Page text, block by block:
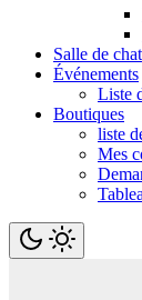
Salle de chat
Événements
Liste
Boutiques
liste
Mes